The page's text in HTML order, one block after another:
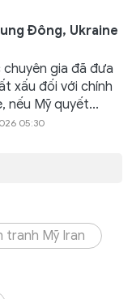
Đông, Ukraine
gia đã đưa
xấu đối với chính
nếu Mỹ quyết...
05:30
tranh Mỹ Iran